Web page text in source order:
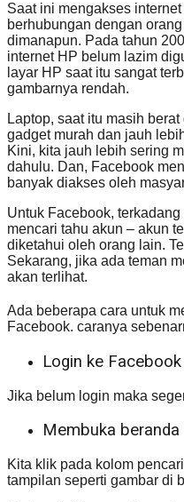
Saat ini mengakses
berhubungan dengan
dimanapun. Pada tahun
internet HP belum lazim
layar HP saat itu sangat
gambarnya rendah.
Laptop, saat itu masih
gadget murah dan jauh
Kini, kita jauh lebih sering
dahulu. Dan, Facebook
banyak diakses oleh
Untuk Facebook,
mencari tahu akun – akun
diketahui oleh orang lain.
Sekarang, jika ada teman
akan terlihat.
Ada beberapa cara untuk
Facebook. caranya
Login ke Facebook
Jika belum login maka
Membuka
Kita klik pada kolom
tampilan seperti gambar di